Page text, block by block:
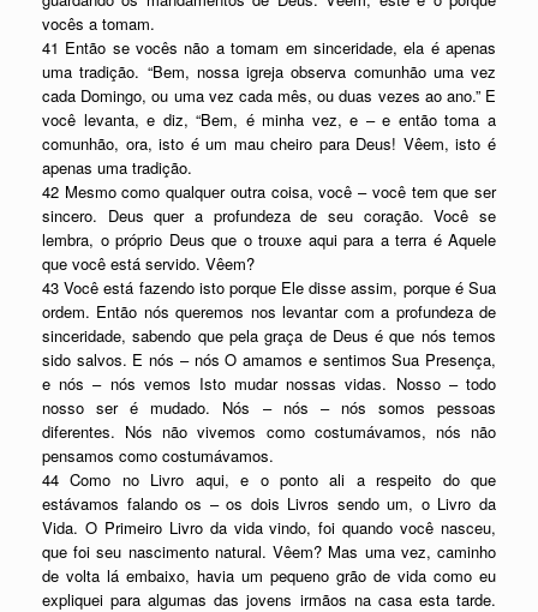
vocês a tomam.
41 Então se vocês não a tomam em sinceridade, ela é apenas
uma tradição. “Bem, nossa igreja observa comunhão uma vez
cada Domingo, ou uma vez cada mês, ou duas vezes ao ano.” E
você levanta, e diz, “Bem, é minha vez, e – e então toma a
comunhão, ora, isto é um mau cheiro para Deus! Vêem, isto é
apenas uma tradição.
42 Mesmo como qualquer outra coisa, você – você tem que ser
sincero. Deus quer a profundeza de seu coração. Você se
lembra, o próprio Deus que o trouxe aqui para a terra é Aquele
que você está servido. Vêem?
43 Você está fazendo isto porque Ele disse assim, porque é Sua
ordem. Então nós queremos nos levantar com a profundeza de
sinceridade, sabendo que pela graça de Deus é que nós temos
sido salvos. E nós – nós O amamos e sentimos Sua Presença,
e nós – nós vemos Isto mudar nossas vidas. Nosso – todo
nosso ser é mudado. Nós – nós – nós somos pessoas
diferentes. Nós não vivemos como costumávamos, nós não
pensamos como costumávamos.
44 Como no Livro aqui, e o ponto ali a respeito do que
estávamos falando os – os dois Livros sendo um, o Livro da
Vida. O Primeiro Livro da vida vindo, foi quando você nasceu,
que foi seu nascimento natural. Vêem? Mas uma vez, caminho
de volta lá embaixo, havia um pequeno grão de vida como eu
expliquei para algumas das jovens irmãos na casa esta tarde.